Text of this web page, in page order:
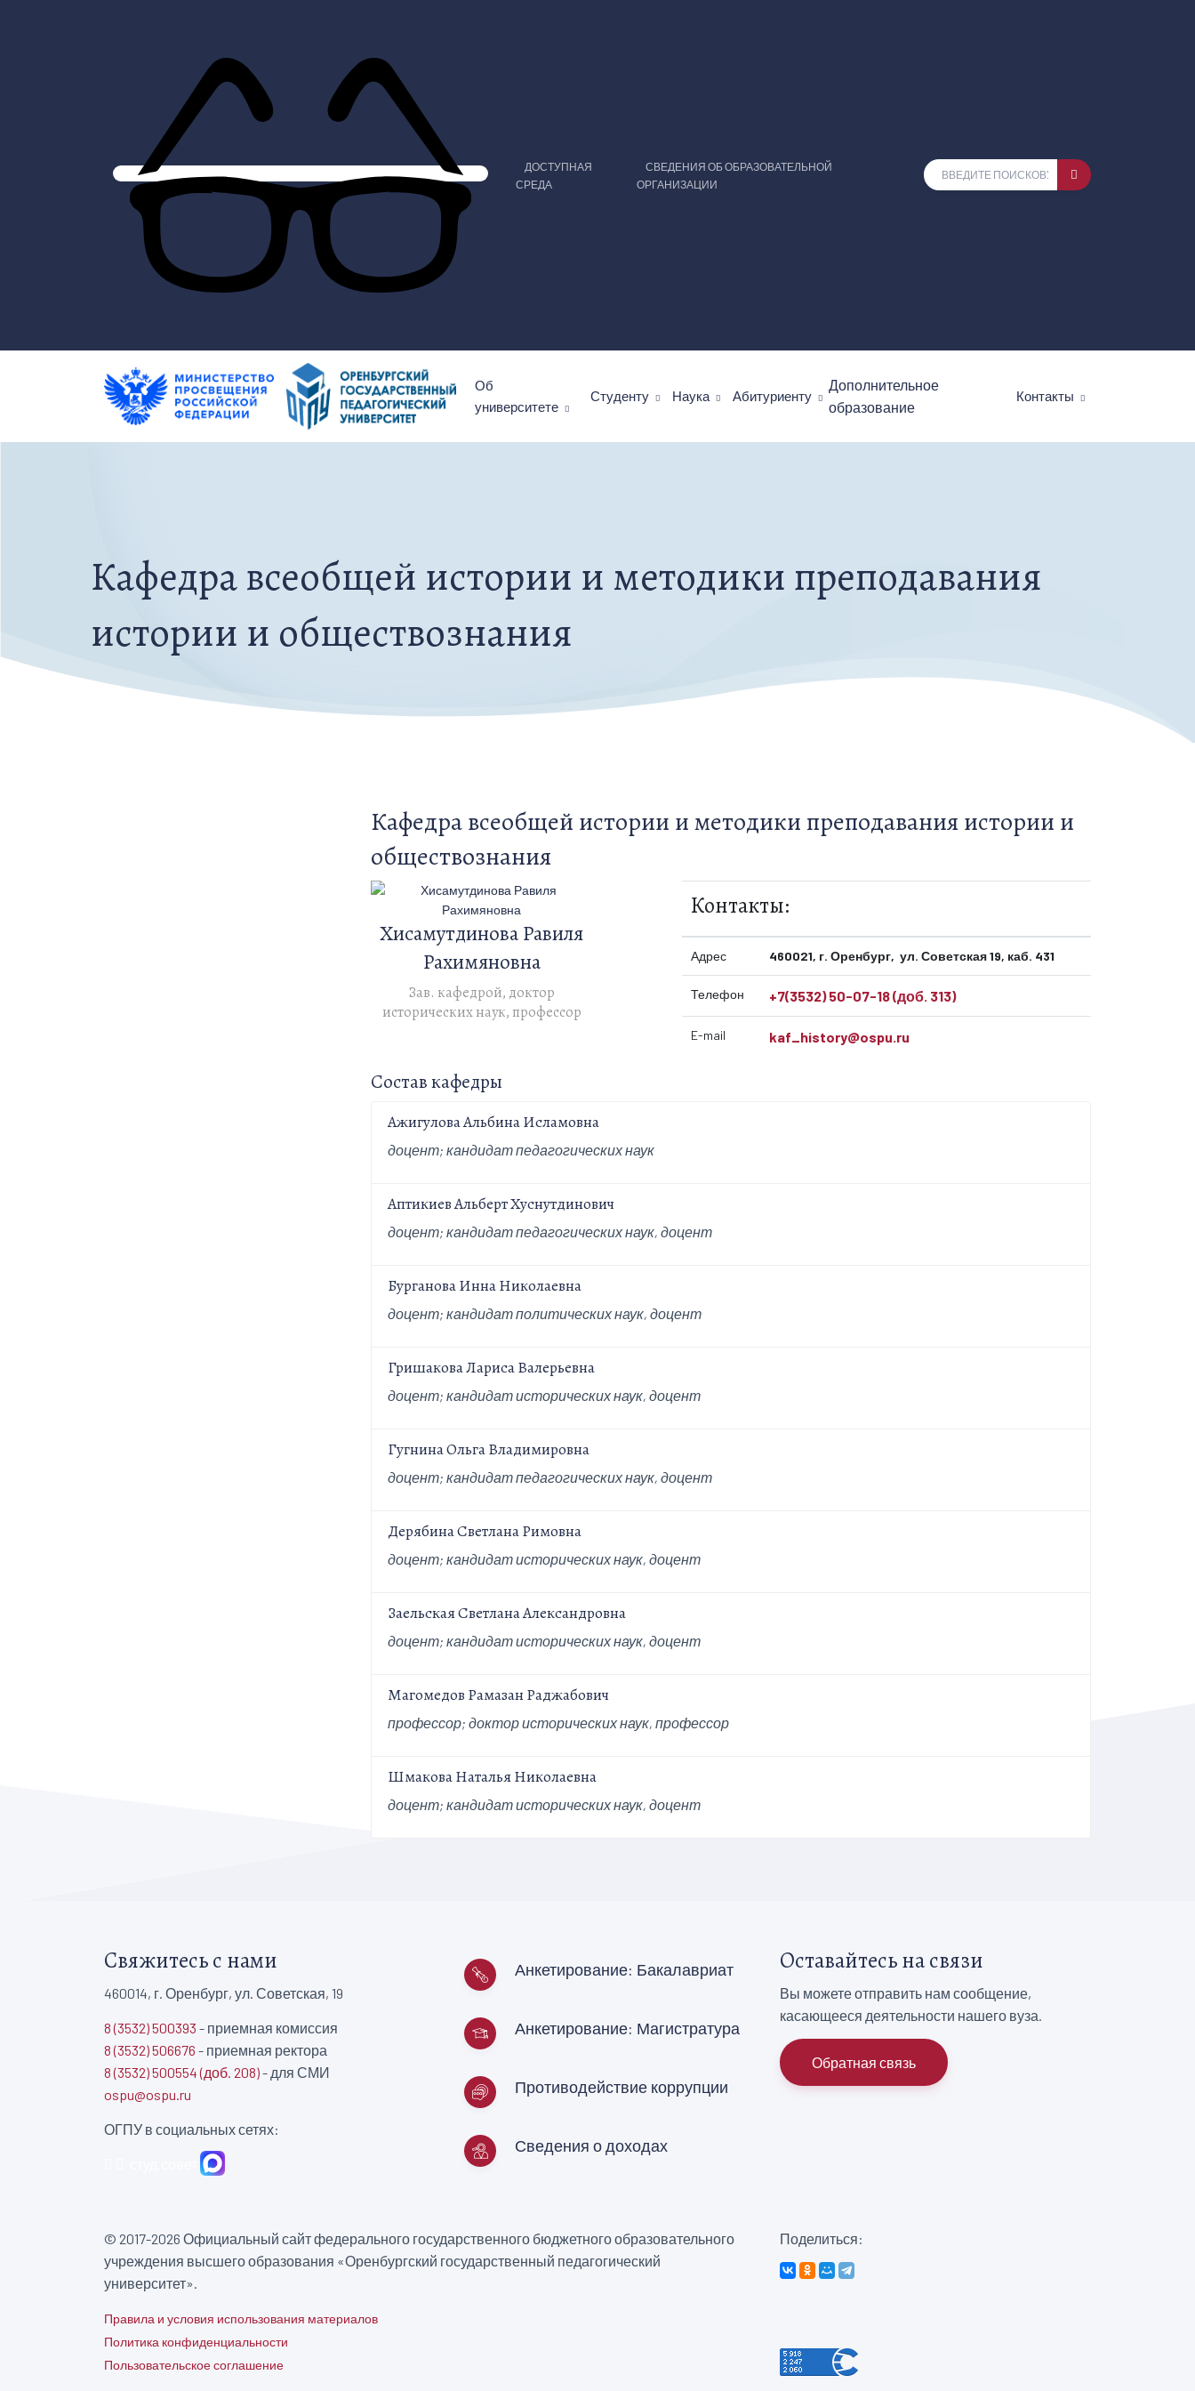
ДОСТУПНАЯ
СРЕДА
СВЕДЕНИЯ ОБ ОБРАЗОВАТЕЛЬНОЙ
ОРГАНИЗАЦИИ
Об
университете
Студенту Наука Абитуриенту
Дополнительное
образование
Контакты
Кафедра всеобщей истории и методики преподавания
истории и обществознания
Кафедра всеобщей истории и методики преподавания истории и
обществознания
Хисамутдинова Равиля
Рахимяновна
Зав. кафедрой, доктор
исторических наук, профессор
Контакты:
Адрес 460021, г. Оренбург, ул. Советская 19, каб. 431
Телефон +7(3532) 50-07-18 (доб. 313)
E-mail kaf_history@ospu.ru
Состав кафедры
Ажигулова Альбина Исламовна
доцент; кандидат педагогических наук
Аптикиев Альберт Хуснутдинович
доцент; кандидат педагогических наук, доцент
Бурганова Инна Николаевна
доцент; кандидат политических наук, доцент
Гришакова Лариса Валерьевна
доцент; кандидат исторических наук, доцент
Гугнина Ольга Владимировна
доцент; кандидат педагогических наук, доцент
Дерябина Светлана Римовна
доцент; кандидат исторических наук, доцент
Заельская Светлана Александровна
доцент; кандидат исторических наук, доцент
Магомедов Рамазан Раджабович
профессор; доктор исторических наук, профессор
Шмакова Наталья Николаевна
доцент; кандидат исторических наук, доцент
Свяжитесь с нами
460014, г. Оренбург, ул. Советская, 19
8 (3532) 500393 - приемная комиссия
8 (3532) 506676 - приемная ректора
8 (3532) 500554 (доб. 208)- для СМИ
ospu@ospu.ru
ОГПУ в социальных сетях:
Анкетирование: Бакалавриат
Анкетирование: Магистратура
Противодействие коррупции
Сведения о доходах
Оставайтесь на связи
Вы можете отправить нам сообщение,
касающееся деятельности нашего вуза.
Обратная связь
© 2017-2026 Официальный сайт федерального государственного бюджетного образовательного
учреждения высшего образования «Оренбургский государственный педагогический
университет».
Правила и условия использования материалов
Политика конфиденциальности
Пользовательское соглашение
Поделиться: